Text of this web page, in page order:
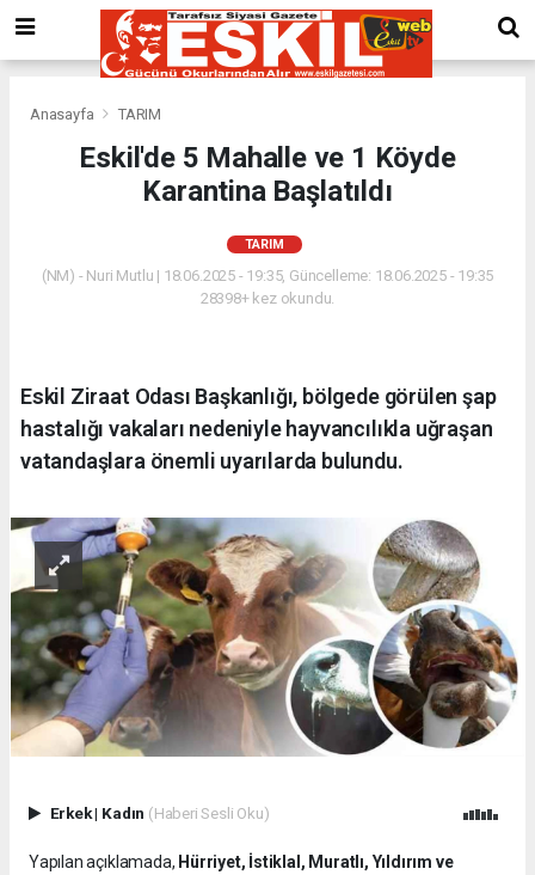
Anasayfa TARIM
Eskil'de 5 Mahalle ve 1 Köyde
Karantina Başlatıldı
TARIM
(NM) - Nuri Mutlu | 18.06.2025 - 19:35, Güncelleme: 18.06.2025 - 19:35
28398+ kez okundu.
Eskil Ziraat Odası Başkanlığı, bölgede görülen şap
hastalığı vakaları nedeniyle hayvancılıkla uğraşan
vatandaşlara önemli uyarılarda bulundu.
Erkek| Kadın (Haberi Sesli Oku)
Yapılan açıklamada, Hürriyet, İstiklal, Muratlı, Yıldırım ve